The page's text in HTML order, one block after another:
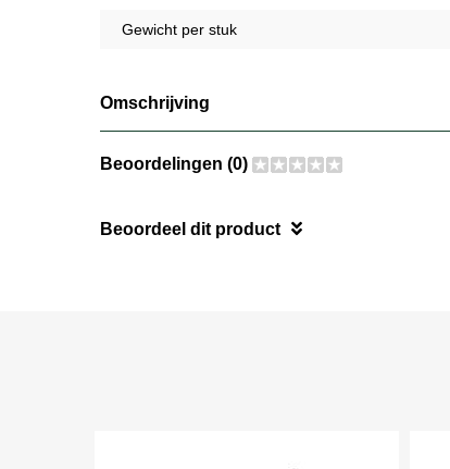
Gewicht per stuk
Omschrijving
Beoordelingen (0)
Beoordeel dit product